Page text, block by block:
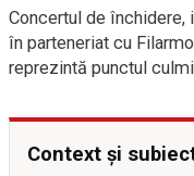
Concertul de închidere,
în parteneriat cu
reprezintă punctul
Context și